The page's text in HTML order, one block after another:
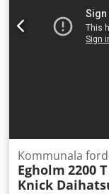
laddare/kabel 220
1350 mm x 2080
Al Dsrf Totalvikt:
Kommunala
Egholm 2200
Knick